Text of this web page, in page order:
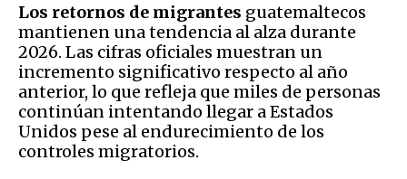
Los retornos de migrantes guatemaltecos
mantienen una tendencia al alza durante
2026. Las cifras oficiales muestran un
incremento significativo respecto al año
anterior, lo que refleja que miles de personas
continúan intentando llegar a Estados
Unidos pese al endurecimiento de los
controles migratorios.